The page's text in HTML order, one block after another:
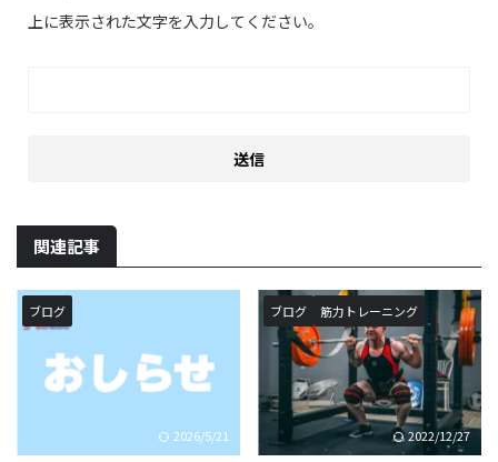
上に表示された文字を入力してください。
関連記事
ブログ
2026/5/21
ブログ 筋力トレーニング
2022/12/27